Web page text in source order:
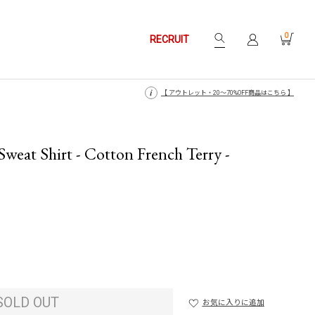
RECRUIT 0
【 月〜金14時、土日祝12時までにご注文で当日発送・発送無休 】
【 アウトレット・20〜70%OFF商品はこちら 】
【 月〜金14時、土日祝12時までにご注文で当日発送・発送無休 】
【 アウトレット・20〜70%OFF商品はこちら 】
Shirt - Cotton French Terry -
OUT お気に入りに追加